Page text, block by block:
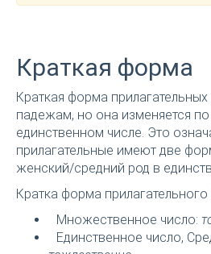
Краткая форма
Краткая форма прилагательных
падежам, но она изменяется
единственном числе. Это
прилагательные имеют две
женский/средний род в
Кратка форма прилагательного
Множественное число:
Единственное число,